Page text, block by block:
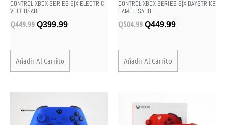
CONTROL XBOX SERIES S|X ELECTRIC
VOLT USADO
Q449.99 Q399.99
Añadir Al Carrito
CONTROL XBOX SERIES S|X DAYSTRIKE
CAMO USADO
Q504.99 Q449.99
Añadir Al Carrito